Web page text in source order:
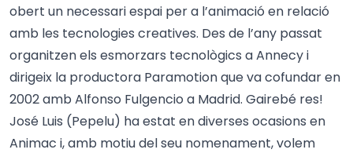
obert un necessari espai per a l’animació en relació
amb les tecnologies creatives. Des de l’any passat
organitzen els esmorzars tecnològics a Annecy i
dirigeix la productora Paramotion que va cofundar en
2002 amb Alfonso Fulgencio a Madrid. Gairebé res!
José Luis (Pepelu) ha estat en diverses ocasions en
Animac i, amb motiu del seu nomenament, volem